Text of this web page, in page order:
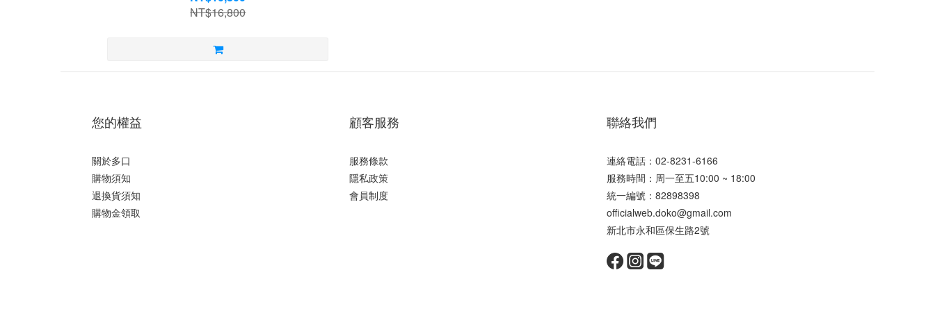
NT$16,800
您的權益
關於多口
購物須知
退換貨須知
購物金領取
顧客服務
服務條款
隱私政策
會員制度
聯絡我們
連絡電話：02-8231-6166
服務時間：周一至五10:00 ~ 18:00
統一編號：82898398
officialweb.doko@gmail.com
新北市永和區保生路2號